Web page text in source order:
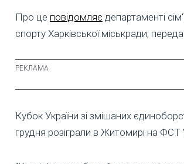
Про це повідомляє департаменті
спорту Харківської міськради,
Кубок України зі змішаних
грудня розіграли в Житомирі на